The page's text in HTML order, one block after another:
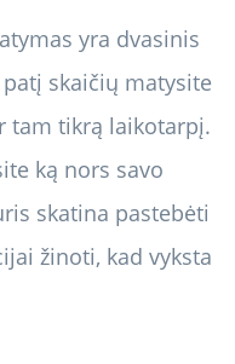
yra dvasinis
skaičių matysite
tam tikrą laikotarpį.
ką nors savo
skatina pastebėti
žinoti, kad vyksta